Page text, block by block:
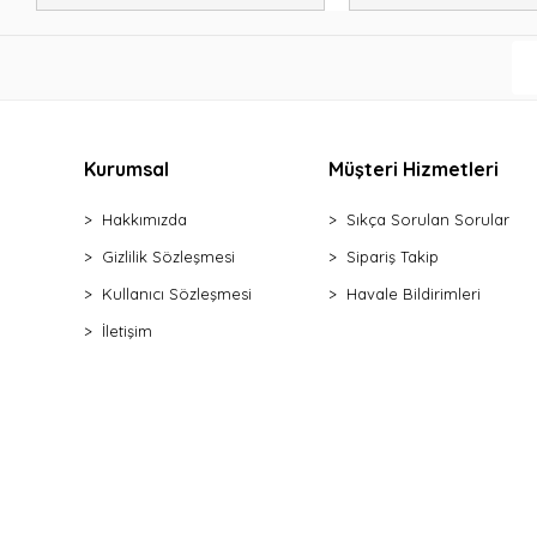
Kurumsal
Hakkımızda
Gizlilik Sözleşmesi
Kullanıcı Sözleşmesi
İletişim
Müşteri Hizmetleri
Sıkça Sorulan Sorular
Sipariş Takip
Havale Bildirimleri